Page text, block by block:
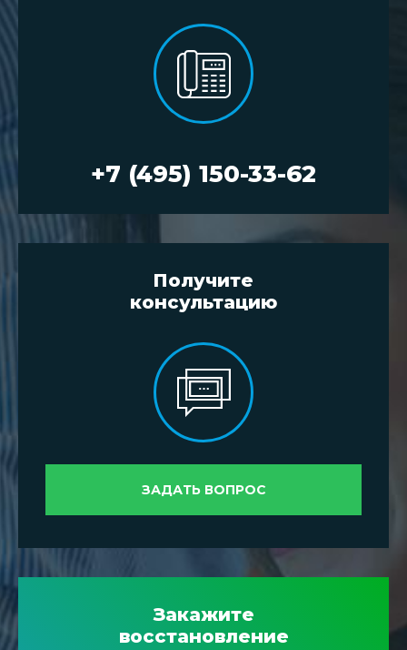
+7 (495) 150-33-62
Получите
консультацию
ЗАДАТЬ ВОПРОС
Закажите
восстановление